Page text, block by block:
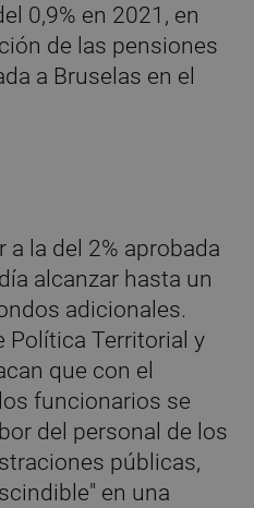
0,9% en 2021, en
de las pensiones
a Bruselas en el
la del 2% aprobada
alcanzar hasta un
adicionales.
Política Territorial y
que con el
funcionarios se
del personal de los
públicas,
en una